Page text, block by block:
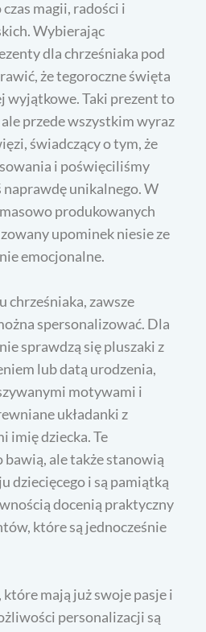
magii, radości i
Wybierając
dla chrześniaka pod
że tegoroczne święta
wyjątkowe. Taki prezent to
przede wszystkim wyraz
świadczący o tym, że
i poświęciliśmy
naprawdę unikalnego. W
produkowanych
upominek niesie ze
emocjonalne.
chrześniaka, zawsze
spersonalizować. Dla
sprawdzą się pluszaki z
lub datą urodzenia,
motywami i
układanki z
imię dziecka. Te
ale także stanowią
dziecięcego i są pamiątką
docenią praktyczny
które są jednocześnie
mają już swoje pasje i
personalizacji są